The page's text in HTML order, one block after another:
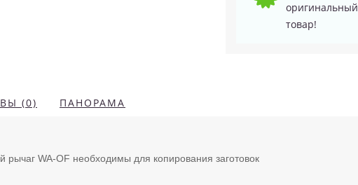
оригинальный
товар!
(0) ПАНОРАМА
WA-OF необходимы для копирования заготовок